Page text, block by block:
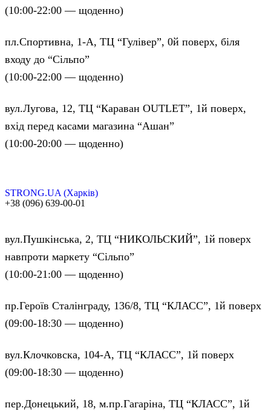
(10:00-22:00 — щоденно)
пл.Спортивна, 1-А, ТЦ “Гулівер”, 0й поверх, біля
входу до “Сільпо”
(10:00-22:00 — щоденно)
вул.Лугова, 12, ТЦ “Караван OUTLET”, 1й поверх,
вхід перед касами магазина “Ашан”
(10:00-20:00 — щоденно)
STRONG.UA (Харків)
+38 (096) 639-00-01
вул.Пушкінська, 2, ТЦ “НИКОЛЬСКИЙ”, 1й поверх
навпроти маркету “Сільпо”
(10:00-21:00 — щоденно)
пр.Героїв Сталінграду, 136/8, ТЦ “КЛАСС”, 1й поверх
(09:00-18:30 — щоденно)
вул.Клочковска, 104-А, ТЦ “КЛАСС”, 1й поверх
(09:00-18:30 — щоденно)
пер.Донецький, 18, м.пр.Гагаріна, ТЦ “КЛАСС”, 1й